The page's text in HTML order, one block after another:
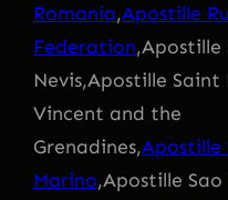
Romania,Apostille
Federation,Apostille
Nevis,Apostille
Vincent and the
Grenadines,Apostille
Marino,Apostille